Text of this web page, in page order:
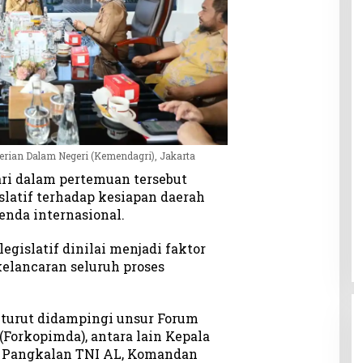
Dalam Negeri (Kemendagri), Jakarta
dalam pertemuan tersebut
terhadap kesiapan daerah
internasional.
dinilai menjadi faktor
seluruh proses
didampingi unsur Forum
antara lain Kepala
TNI AL, Komandan